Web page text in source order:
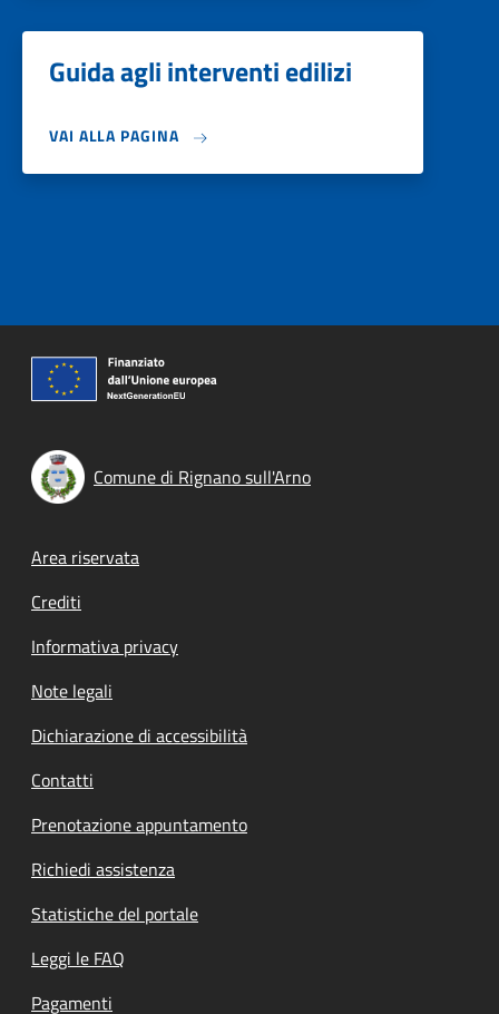
Guida agli interventi edilizi
VAI ALLA PAGINA
Comune di Rignano sull'Arno
Footer menu
Area riservata
Crediti
Informativa privacy
Note legali
Dichiarazione di accessibilità
Contatti
Prenotazione appuntamento
Richiedi assistenza
Statistiche del portale
Leggi le FAQ
Pagamenti